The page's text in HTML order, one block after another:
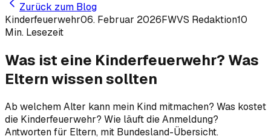
Zurück zum Blog
Kinderfeuerwehr06. Februar 2026FWVS Redaktion10
Min. Lesezeit
Was ist eine Kinderfeuerwehr? Was
Eltern wissen sollten
Ab welchem Alter kann mein Kind mitmachen? Was kostet
die Kinderfeuerwehr? Wie läuft die Anmeldung?
Antworten für Eltern, mit Bundesland-Übersicht.